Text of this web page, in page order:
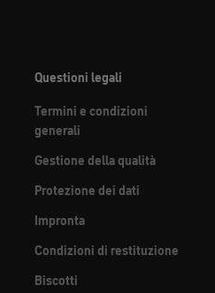
Questioni legali
Termini e condizioni
generali
Gestione della qualità
Protezione dei dati
Impronta
Condizioni di restituzione
Biscotti